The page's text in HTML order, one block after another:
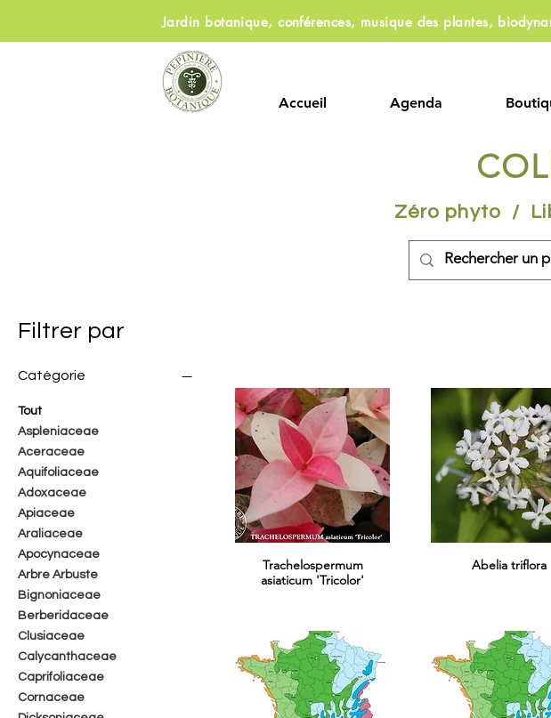
Jardin botanique, conférences, musique des plantes,
Accueil Agenda
Zéro phyto /
Filtrer par
Catégorie
Tout
Aspleniaceae
Aceraceae
Aquifoliaceae
Adoxaceae
Apiaceae
Araliaceae
Apocynaceae
Arbre Arbuste
Bignoniaceae
Berberidaceae
Clusiaceae
Calycanthaceae
Caprifoliaceae
Cornaceae
Trachelospermum
asiaticum 'Tricolor'
Abelia triflora